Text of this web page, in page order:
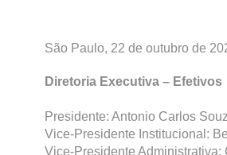
São Paulo, 22 de outubro de
Diretoria Executiva – Efetivos
Presidente: Antonio Carlos
Vice-Presidente Institucional:
Vice-Presidente Administrativa: